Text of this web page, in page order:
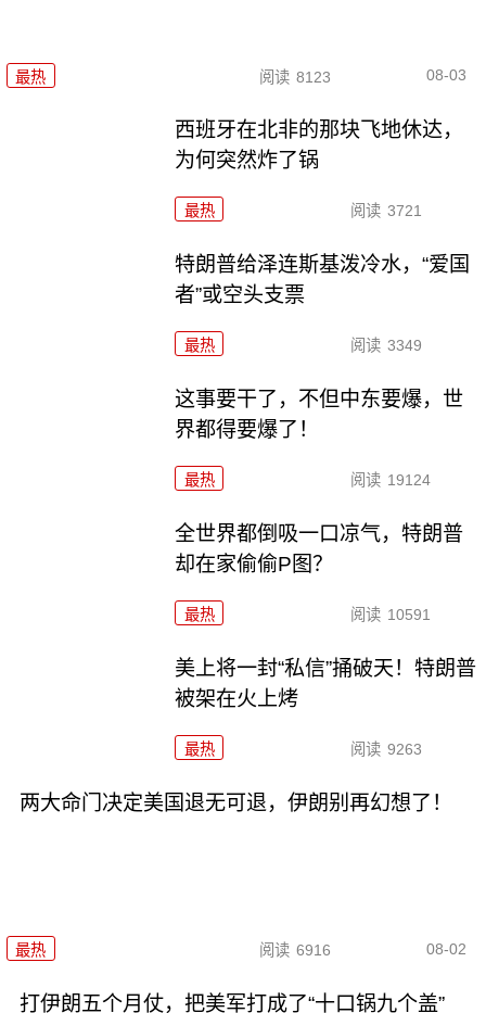
最热 阅读 8123 08-03
西班牙在北非的那块飞地休达，
为何突然炸了锅
最热 阅读 3721
特朗普给泽连斯基泼冷水，“爱国
者”或空头支票
最热 阅读 3349
这事要干了，不但中东要爆，世
界都得要爆了！
最热 阅读 19124
全世界都倒吸一口凉气，特朗普
却在家偷偷P图？
最热 阅读 10591
美上将一封“私信”捅破天！特朗普
被架在火上烤
最热 阅读 9263
两大命门决定美国退无可退，伊朗别再幻想了！
最热 阅读 6916 08-02
打伊朗五个月仗，把美军打成了“十口锅九个盖”